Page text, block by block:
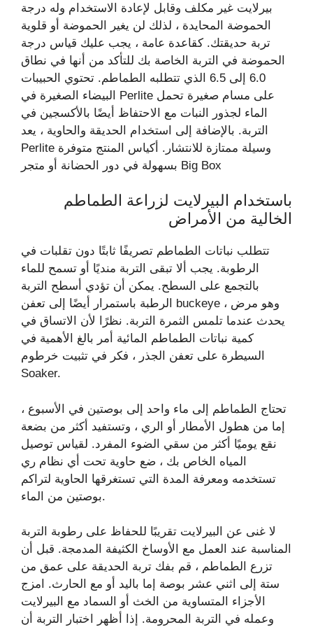
بيرلايت غير مكلف وقابل لإعادة الاستخدام وله درجة
الحموضة المحايدة ، لذلك لن يغير الحموضة أو قلوية
تربة حديقتك. كقاعدة عامة ، يجب عليك قياس درجة
الحموضة في التربة الخاصة بك للتأكد من أنها في نطاق
6.0 إلى 6.5 الذي تتطلبه الطماطم. تحتوي الحبيبات
البيضاء الصغيرة في Perlite على مسام صغيرة تحمل
الماء لجذور النبات مع الاحتفاظ أيضًا بالأكسجين في
التربة. بالإضافة إلى استخدام الحديقة والحاوية ، يعد
Perlite وسيلة ممتازة للانتشار. أكياس المنتج متوفرة
بسهولة في دور الحضانة أو متجر Big Box
باستخدام البيرلايت لزراعة الطماطم
الخالية من الأمراض
تتطلب نباتات الطماطم تصريفًا ثابتًا دون تقلبات في
الرطوبة. يجب ألا تبقى التربة منديًا أو تسمح للماء
بالتجمع على السطح. يمكن أن تؤدي أسطح التربة
الرطبة باستمرار أيضًا إلى تعفن buckeye ، وهو مرض
يحدث عندما تلمس الثمرة التربة. نظرًا لأن الاتساق في
كمية نباتات الطماطم المائية أمر بالغ الأهمية في
السيطرة على تعفن الجذر ، فكر في تثبيت خرطوم
Soaker.
تحتاج الطماطم إلى ماء واحد إلى بوصتين في الأسبوع ،
إما من هطول الأمطار أو الري ، وتستفيد أكثر من بضعة
نقع يوميًا أكثر من سقي الضوء المفرد. لقياس توصيل
المياه الخاص بك ، ضع حاوية تحت أي نظام ري
تستخدمه ومعرفة المدة التي تستغرقها الحاوية لتراكم
بوصتين من الماء.
لا غنى عن البيرلايت تقريبًا للحفاظ على رطوبة التربة
المناسبة عند العمل مع الأوساخ الكثيفة المدمجة. قبل أن
تزرع الطماطم ، قم بفك تربة الحديقة على عمق من
ستة إلى اثني عشر بوصة إما باليد أو مع الحارث. امزج
الأجزاء المتساوية من الخث أو السماد مع البيرلايت
وعمله في التربة المحرومة. إذا أظهر اختبار التربة أن